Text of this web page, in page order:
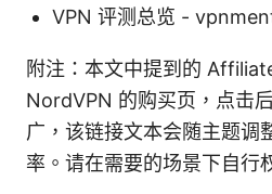
VPN 评测总览 -
附注：本文中提到的
NordVPN 的购买页，点击
广，该链接文本会随主题调
率。请在需要的场景下自行